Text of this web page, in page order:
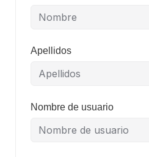
Apellidos
Nombre de usuario